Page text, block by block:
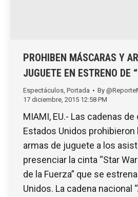
PROHIBEN MÁSCARAS Y
JUGUETE EN ESTRENO DE
Espectáculos, Portada By
17 diciembre, 2015 12:58 PM
MIAMI, EU.- Las cadenas
Estados Unidos
armas de juguete a los
presenciar la cinta “Star
de la Fuerza” que se
Unidos. La cadena nacional